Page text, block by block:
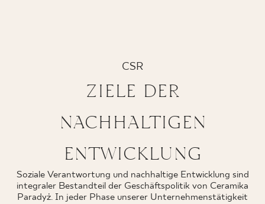
CSR
ZIELE DER
NACHHALTIGEN
ENTWICKLUNG
Soziale Verantwortung und nachhaltige Entwicklung sind
integraler Bestandteil der Geschäftspolitik von Ceramika
Paradyż. In jeder Phase unserer Unternehmenstätigkeit